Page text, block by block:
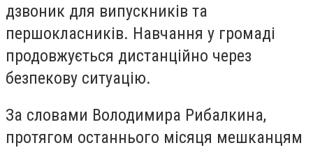
дзвоник для випускників та
першокласників. Навчання у громаді
продовжується дистанційно через
безпекову ситуацію.
За словами Володимира Рибалкина,
протягом останнього місяця мешканцям